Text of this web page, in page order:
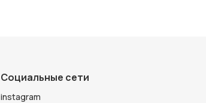
Социальные сети
instagram